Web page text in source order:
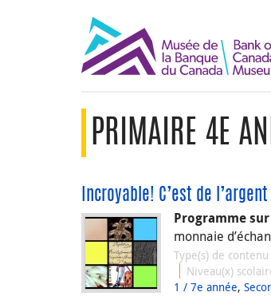
PRIMAIRE 4E
Incroyable! C’est de l’argent
Programme
monnaie
Type(s) de contenu
Niveau(x)
1 / 7e année,